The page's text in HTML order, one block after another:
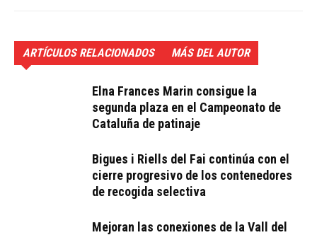
ARTÍCULOS RELACIONADOS MÁS DEL AUTOR
Elna Frances Marin consigue la
segunda plaza en el Campeonato de
Cataluña de patinaje
Bigues i Riells del Fai continúa con el
cierre progresivo de los contenedores
de recogida selectiva
Mejoran las conexiones de la Vall del